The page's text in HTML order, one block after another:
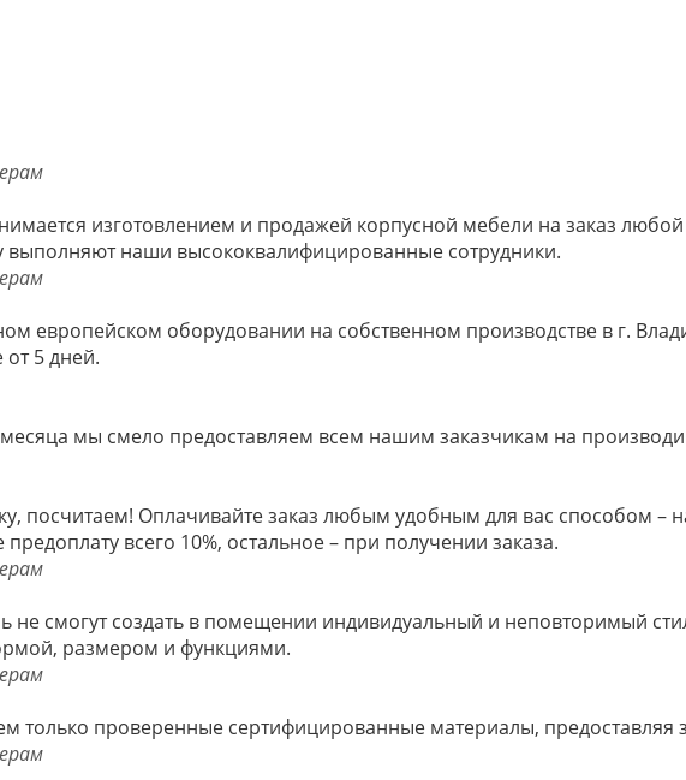
изготовлением и продажей корпусной мебели на заказ
выполняют наши высококвалифицированные сотрудники.
европейском оборудовании на собственном производстве в г.
5 дней.
мы смело предоставляем всем нашим заказчикам на
посчитаем! Оплачивайте заказ любым удобным для вас способом
всего 10%, остальное – при получении заказа.
смогут создать в помещении индивидуальный и неповторимый
размером и функциями.
только проверенные сертифицированные материалы, предоставляя